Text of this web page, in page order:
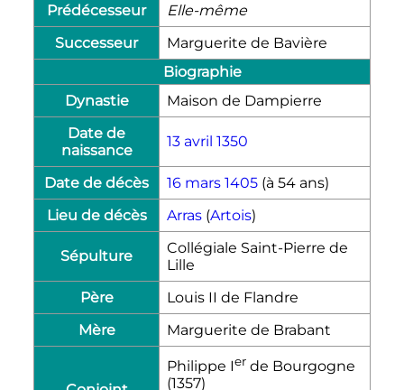
Prédécesseur
Elle-même
Successeur
Marguerite de Bavière
Biographie
Dynastie
Maison de Dampierre
Date de
naissance
13 avril 1350
Date de décès 16 mars 1405 (à 54 ans)
Lieu de décès
Arras (Artois)
Sépulture
Collégiale Saint-Pierre de
Lille
Père
Louis II de Flandre
Mère
Marguerite de Brabant
Philippe Ier de Bourgogne
(1357)